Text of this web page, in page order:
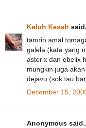
Keluh Kesah
tamrin amal
galela (kata yang
asterix dan obelix
mungkin juga
dejavu (sok tau
December 15,
Anonymous